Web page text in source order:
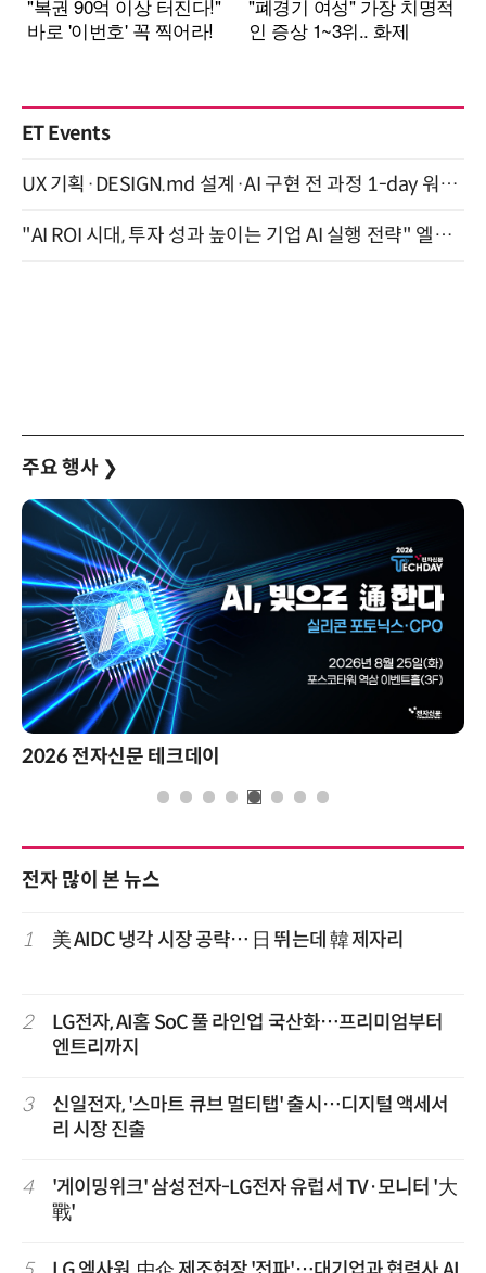
ET Events
UX 기획·DESIGN.md 설계·AI 구현 전 과정 1-day 워크숍 with Claude Code·Codex 9월 15일 개최
"AI ROI 시대, 투자 성과 높이는 기업 AI 실행 전략" 엘타워 6층 (9월 18일)
주요 행사 ❯
2026 전자신문 테크데이
전자 많이 본 뉴스
1 美 AIDC 냉각 시장 공략… 日 뛰는데 韓 제자리
2
LG전자, AI홈 SoC 풀 라인업 국산화…프리미엄부터
엔트리까지
3
신일전자, '스마트 큐브 멀티탭' 출시…디지털 액세서
리 시장 진출
4
'게이밍위크' 삼성전자-LG전자 유럽서 TV·모니터 '大
戰'